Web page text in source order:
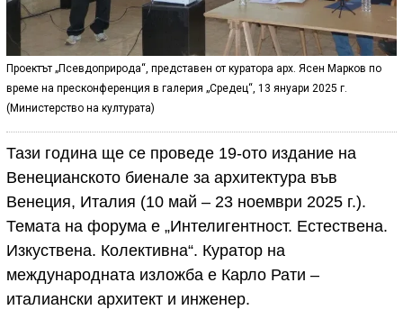
Проектът „Псевдоприрода“, представен от куратора арх. Ясен Марков по
време на пресконференция в галерия „Средец“, 13 януари 2025 г.
(Министерство на културата)
Тази година ще се проведе 19-ото издание на
Венецианското биенале за архитектура във
Венеция, Италия (10 май – 23 ноември 2025 г.).
Темата на форума е „Интелигентност. Естествена.
Изкуствена. Колективна“. Куратор на
международната изложба е Карло Рати –
италиански архитект и инженер.